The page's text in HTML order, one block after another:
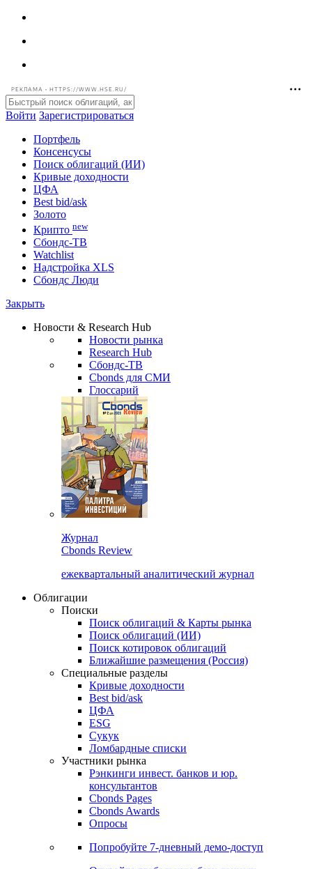
РЕКЛАМА • HTTPS://WWW.HSE.RU/
Войти Зарегистрироваться
Портфель
Консенсусы
Поиск облигаций (ИИ)
Кривые доходности
ЦФА
Best bid/ask
Золото
Крипто new
Watchlist
Сбондс Люди
Новости & Research Hub
Новости рынка
Research Hub
Сбондс-ТВ
Cbonds для СМИ
Глоссарий
Cbonds Review
ежеквартальный аналитический журнал
Облигации
Поиски
Поиск облигаций & Карты рынка
Поиск облигаций (ИИ)
Поиск котировок облигаций
Ближайшие размещения (Россия)
Специальные разделы
Кривые доходности
Best bid/ask
ЦФА
ESG
Сукук
Ломбардные списки
Участники рынка
Рэнкинги инвест. банков и юр.
Cbonds Pages